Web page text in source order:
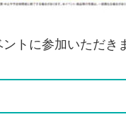
トに参加いただ